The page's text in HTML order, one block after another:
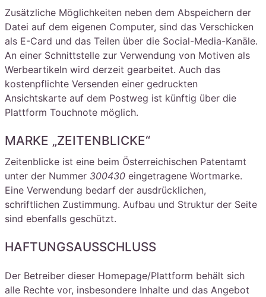
Zusätzliche Möglichkeiten neben dem Abspeichern der
Datei auf dem eigenen Computer, sind das Verschicken
als E-Card und das Teilen über die Social-Media-Kanäle.
An einer Schnittstelle zur Verwendung von Motiven als
Werbeartikeln wird derzeit gearbeitet. Auch das
kostenpflichte Versenden einer gedruckten
Ansichtskarte auf dem Postweg ist künftig über die
Plattform Touchnote möglich.
MARKE „ZEITENBLICKE“
Zeitenblicke ist eine beim Österreichischen Patentamt
unter der Nummer 300430 eingetragene Wortmarke.
Eine Verwendung bedarf der ausdrücklichen,
schriftlichen Zustimmung. Aufbau und Struktur der Seite
sind ebenfalls geschützt.
HAFTUNGSAUSSCHLUSS
Der Betreiber dieser Homepage/Plattform behält sich
alle Rechte vor, insbesondere Inhalte und das Angebot